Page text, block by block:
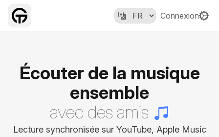
Écouter de la musique
ensemble
avec des amis
Lecture synchronisée sur YouTube, Apple Music
Connexion